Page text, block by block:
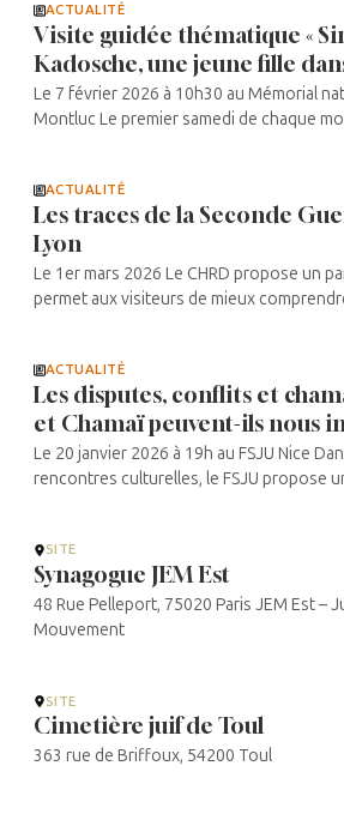
ACTUALITÉ
Visite guidée thématique «
Kadosche, une jeune fille
Le 7 février 2026 à 10h30 au Mémorial
Montluc Le premier samedi de chaque
ACTUALITÉ
Les traces de la Seconde
Lyon
Le 1er mars 2026 Le CHRD propose un
permet aux visiteurs de mieux
ACTUALITÉ
Les disputes, conflits et
et Chamaï peuvent-ils nous
Le 20 janvier 2026 à 19h au FSJU Nice
rencontres culturelles, le FSJU propose
SITE
Synagogue JEM Est
48 Rue Pelleport, 75020 Paris JEM Est –
Mouvement
SITE
Cimetière juif de Toul
363 rue de Briffoux, 54200 Toul